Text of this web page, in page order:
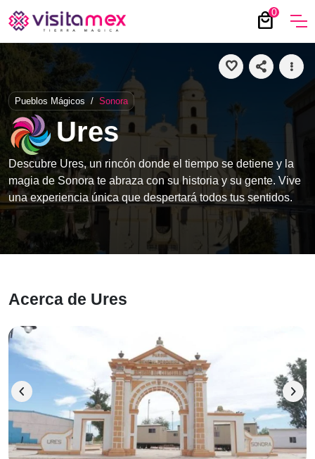
0
local_mall
favorite share more_vert
Pueblos Mágicos / Sonora
Ures
Descubre Ures, un rincón donde el tiempo se detiene y la
magia de Sonora te abraza con su historia y su gente. Vive
una experiencia única que despertará todos tus sentidos.
Acerca de Ures
chevron_left chevron_right